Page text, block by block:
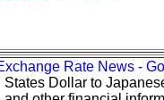
Rate News -
States Dollar to